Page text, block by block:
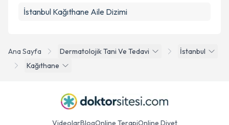
Ana Sayfa Dermatolojik Tani Ve Tedavi
İstanbul
Kağıthane
İstanbul Kağıthane Aile Dizimi
VideolarBlogOnline TerapiOnline Diyet